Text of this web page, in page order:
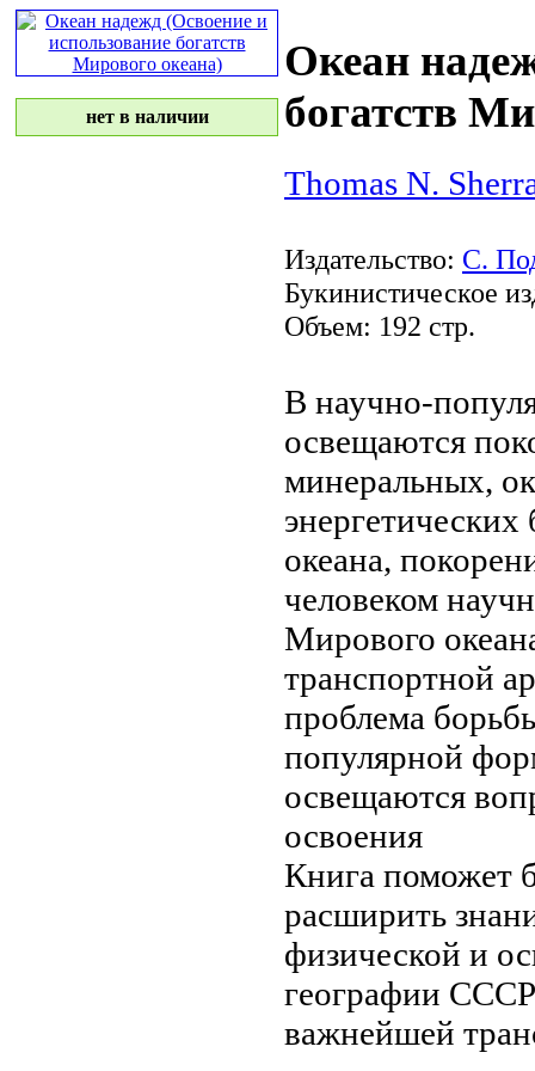
нет в наличии
Океан
богатств
Thomas N.
Издательство: С.
Букинистическое
Объем: 192 стр.
В научно-
освещаются
минеральных,
энергетических
океана,
человеком
Мирового
транспортной
проблема
популярной
освещаются
освоения
Книга поможет
расширить
физической и
географии
важнейшей